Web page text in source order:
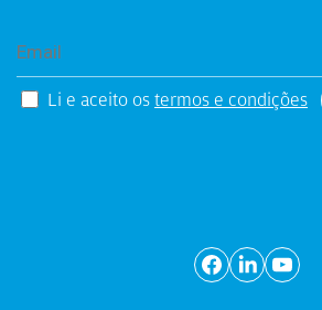
Li e aceito os termos e condições